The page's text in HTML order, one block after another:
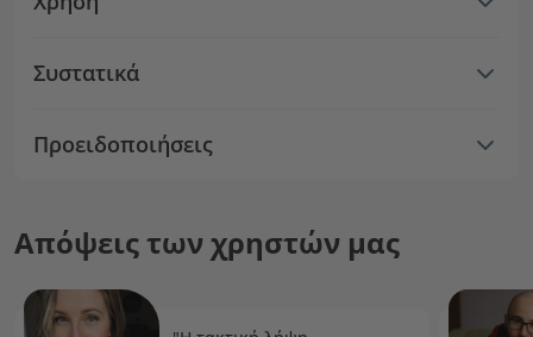
Συστατικά
Προειδοποιήσεις
Απόψεις των χρηστών μας